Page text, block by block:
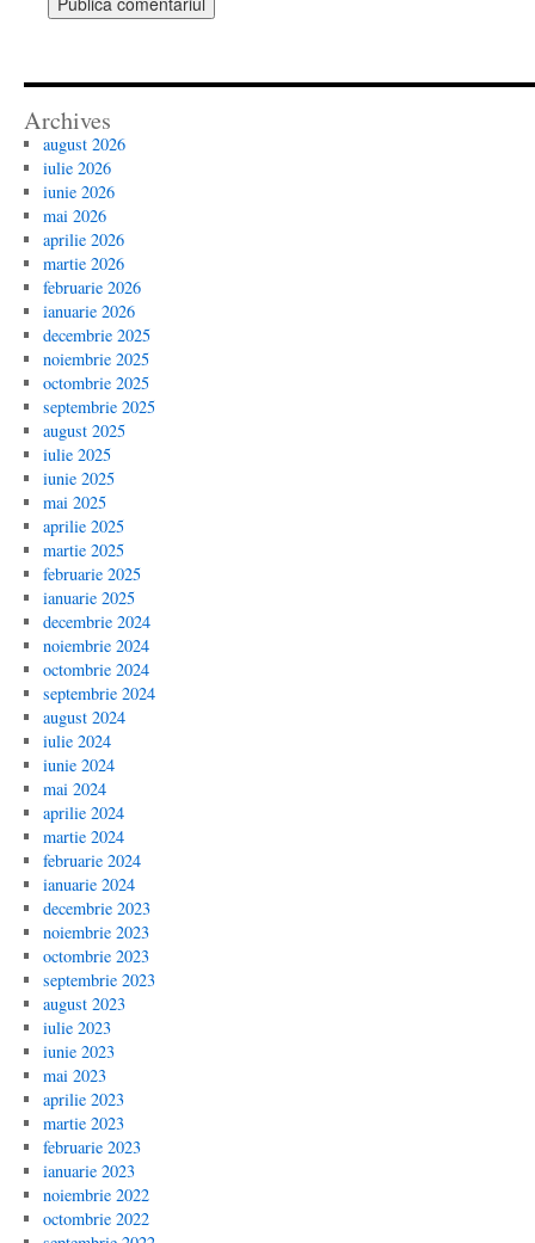
Archives
august 2026
iulie 2026
iunie 2026
mai 2026
aprilie 2026
martie 2026
februarie 2026
ianuarie 2026
decembrie 2025
noiembrie 2025
octombrie 2025
septembrie 2025
august 2025
iulie 2025
iunie 2025
mai 2025
aprilie 2025
martie 2025
februarie 2025
ianuarie 2025
decembrie 2024
noiembrie 2024
octombrie 2024
septembrie 2024
august 2024
iulie 2024
iunie 2024
mai 2024
aprilie 2024
martie 2024
februarie 2024
ianuarie 2024
decembrie 2023
noiembrie 2023
octombrie 2023
septembrie 2023
august 2023
iulie 2023
iunie 2023
mai 2023
aprilie 2023
martie 2023
februarie 2023
ianuarie 2023
noiembrie 2022
octombrie 2022